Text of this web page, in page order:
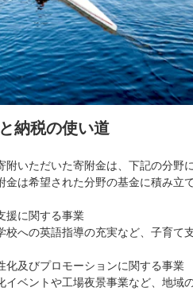
納税の使い道
附いただいた寄附金は、下記の分野
金は希望された分野の基金に積み立
援に関する事業
校への英語指導の充実など、子育て
及びプロモーションに関する事業
イベントや工場夜景事業など、地域